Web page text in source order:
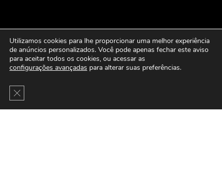
Utilizamos cookies para lhe proporcionar uma melhor experiência
de anúncios personalizados. Você pode apenas fechar este aviso
para aceitar todos os cookies, ou acessar as
configurações avançadas para alterar suas preferências.
Close GDPR Cookie Banner